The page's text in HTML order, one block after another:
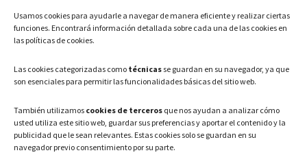
Usamos cookies para ayudarle a navegar de manera eficiente y realizar ciertas
funciones. Encontrará información detallada sobre cada una de las cookies en
las políticas de cookies.
Las cookies categorizadas como técnicas se guardan en su navegador, ya que
son esenciales para permitir las funcionalidades básicas del sitio web.
También utilizamos cookies de terceros que nos ayudan a analizar cómo
usted utiliza este sitio web, guardar sus preferencias y aportar el contenido y la
publicidad que le sean relevantes. Estas cookies solo se guardan en su
navegador previo consentimiento por su parte.
Teléfono: 91 886 44 62
Correo Electrónico:
HORARIO
Lunes a Viernes: 08:00h – 15:00h